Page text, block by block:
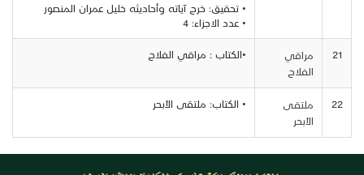
• تحقيق: خرح آياته وأحاديثه خليل عمران المنصور
• عدد الاجزاء: 4
21
مراقي
الفلاح
•الكتاب : مراقي الفلاح
22
ملتقـى
الأبحر
• الكتاب: ملتقى الأبحر